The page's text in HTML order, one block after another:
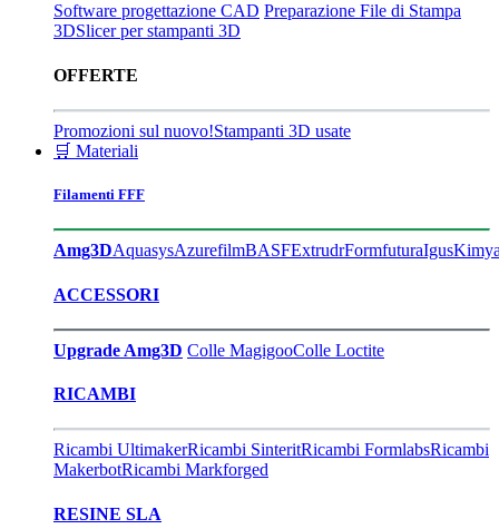
Software progettazione CAD Preparazione File di Stampa
3DSlicer per stampanti 3D
OFFERTE
Promozioni sul nuovo!Stampanti 3D usate
🛒 Materiali
Filamenti FFF
Amg3DAquasysAzurefilmBASFExtrudrFormfuturaIgus
ACCESSORI
Upgrade Amg3D Colle MagigooColle Loctite
RICAMBI
Ricambi UltimakerRicambi SinteritRicambi FormlabsRicambi
MakerbotRicambi Markforged
RESINE SLA